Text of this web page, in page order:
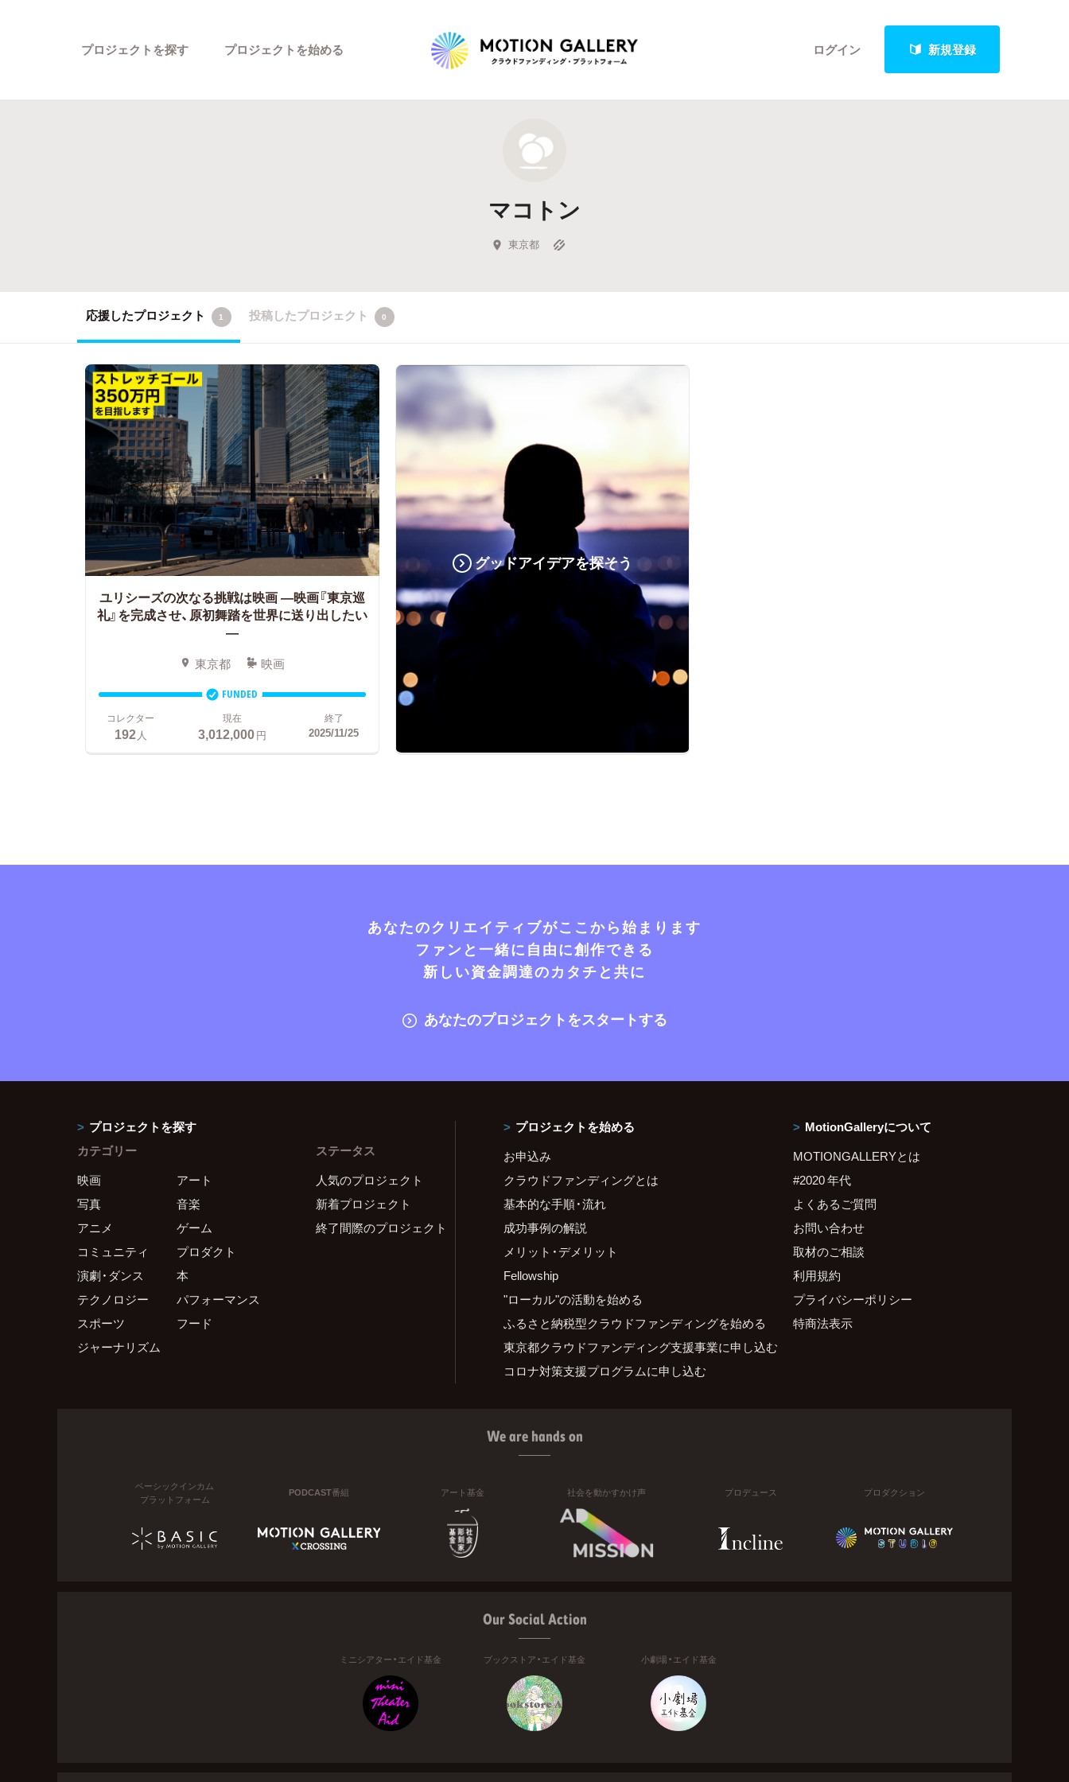
ログイン 新規登録
プロジェクトを探す
新着プロジェクト
Feature
キュレーターから探す
プロジェクトを始める
マコトン
東京都
応援したプロジェクト 1 投稿したプロジェクト 0
ユリシーズの次なる挑戦は映画 ―映画『東京巡
礼』を完成させ、原初舞踏を世界に送り出したい
―
東京都 映画
FUNDED
コレクター
192人
現在
3,012,000円
終了
2025/11/25
グッドアイデアを探そう
あなたのクリエイティブがここから始まります
ファンと一緒に自由に創作できる
新しい資金調達のカタチと共に
あなたのプロジェクトをスタートする
プロジェクトを探す
カテゴリー
映画
アート
写真
音楽
アニメ
ゲーム
コミュニティ
プロダクト
演劇・ダンス
本
テクノロジー
パフォーマンス
スポーツ
フード
ジャーナリズム
ステータス
人気のプロジェクト
新着プロジェクト
終了間際のプロジェクト
プロジェクトを始める
お申込み
クラウドファンディングとは
基本的な手順・流れ
成功事例の解説
メリット・デメリット
Fellowship
"ローカル"の活動を始める
ふるさと納税型クラウドファンディングを始める
東京都クラウドファンディング支援事業に申し込む
コロナ対策支援プログラムに申し込む
MotionGalleryについて
MOTIONGALLERYとは
#2020 年代
よくあるご質問
お問い合わせ
取材のご相談
利用規約
プライバシーポリシー
特商法表示
We are hands on
ベーシックインカム
プラットフォーム
PODCAST番組 アート基金 社会を動かすかけ声 プロデュース プロダクション
Our Social Action
ミニシアター・エイド基金 ブックストア・エイド基金 小劇場・エイド基金